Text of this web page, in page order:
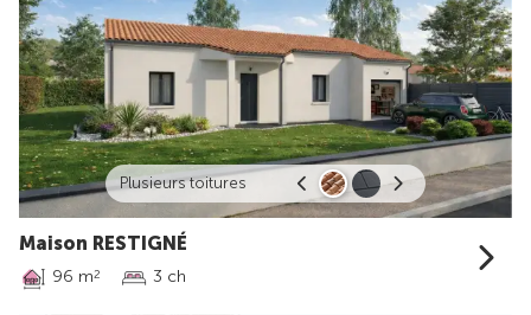
Maison RESTIGNÉ
96 m2 3 ch
Plusieurs toitures